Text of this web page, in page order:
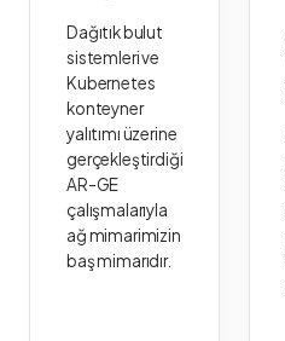
Dağıtık bulut
sistemleri ve
Kubernetes
konteyner
yalıtımı üzerine
gerçekleştirdiği
AR-GE
çalışmalarıyla
ağ mimarimizin
baş mimarıdır.